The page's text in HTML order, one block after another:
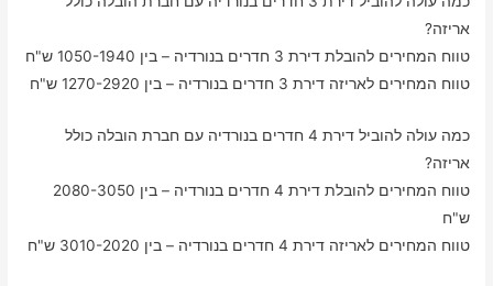
אריזה?
טווח המחירים להובלת דירת 3 חדרים בנורדיה – בין 1050-1940 ש"ח
טווח המחירים לאריזה דירת 3 חדרים בנורדיה – בין 1270-2920 ש"ח
כמה עולה להוביל דירת 4 חדרים בנורדיה עם חברת הובלה כולל
אריזה?
טווח המחירים להובלת דירת 4 חדרים בנורדיה – בין 2080-3050
ש"ח
טווח המחירים לאריזה דירת 4 חדרים בנורדיה – בין 3010-2020 ש"ח